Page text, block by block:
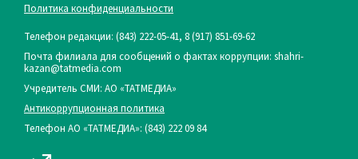
Политика конфиденциальности
Телефон редакции: (843) 222-05-41, 8 (917) 851-69-62
Почта филиала для сообщений о фактах коррупции: shahri-
kazan@tatmedia.com
Учредитель СМИ: АО «ТАТМЕДИА»
Антикоррупционная политика
Телефон АО «ТАТМЕДИА»: (843) 222 09 84